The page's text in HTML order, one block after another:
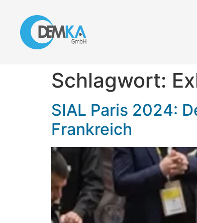
Schlagwort:
SIAL Paris 2024:
Frankreich